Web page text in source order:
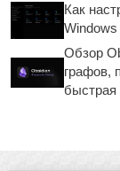
Как
Windows
Обзор
графов,
быстрая